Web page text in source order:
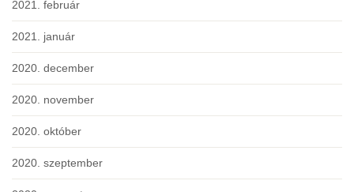
2021. február
2021. január
2020. december
2020. november
2020. október
2020. szeptember